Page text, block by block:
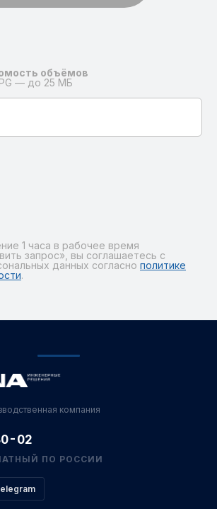
объёмов
— до 25 МБ
1 часа в рабочее время
запрос», вы соглашаетесь с
данных согласно политике
.
компания
02
ПО РОССИИ